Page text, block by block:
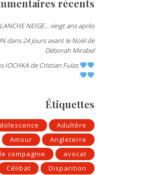
récents
NEIGE… vingt ans après
dans24 jours avant le Noël de
Déborah Mirabel
IOCHKA de Cristian Fulas
Étiquettes
Adultère
Amour
Angleterre
compagnie
avocat
Célibat
Disparition